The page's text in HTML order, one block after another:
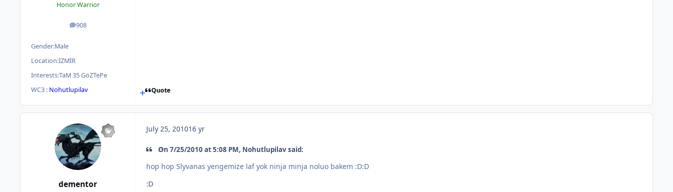
Honor Warrior
908
posts
Gender:Male
Location:İZMİR
Interests:TaM 35 GöZTePe
WC3 : Nohutlupilav Quote
dementor
July 25, 201016 yr
On 7/25/2010 at 5:08 PM, Nohutlupilav said:
hop hop Slyvanas yengemize laf yok ninja minja noluo bakem :D:D
:D